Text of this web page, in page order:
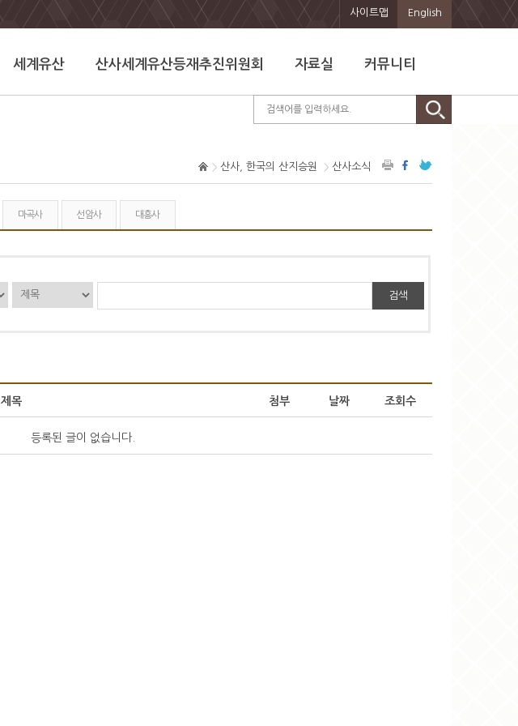
사이트맵 English
세계유산 산사세계유산등재추진위원회 자료실 커뮤니티
산사, 한국의 산지승원 산사소식
마곡사 선암사 대흥사
검색
제목 첨부 날짜 조회수
등록된 글이 없습니다.